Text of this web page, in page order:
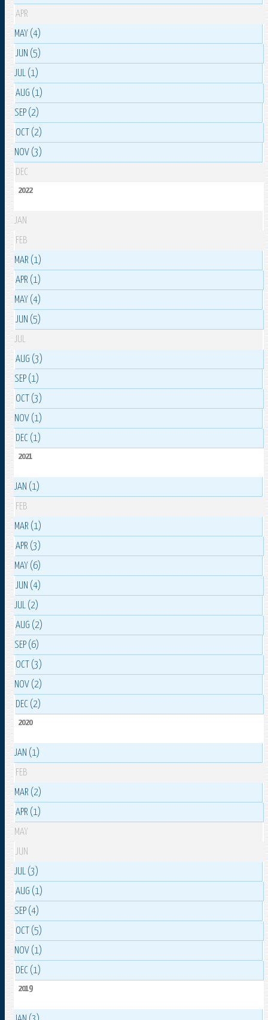
APR
MAY (4)
JUN (5)
JUL (1)
AUG (1)
SEP (2)
OCT (2)
NOV (3)
DEC
2022
JAN
FEB
MAR (1)
APR (1)
MAY (4)
JUN (5)
JUL
AUG (3)
SEP (1)
OCT (3)
NOV (1)
DEC (1)
2021
JAN (1)
FEB
MAR (1)
APR (3)
MAY (6)
JUN (4)
JUL (2)
AUG (2)
SEP (6)
OCT (3)
NOV (2)
DEC (2)
2020
JAN (1)
FEB
MAR (2)
APR (1)
MAY
JUN
JUL (3)
AUG (1)
SEP (4)
OCT (5)
NOV (1)
DEC (1)
2019